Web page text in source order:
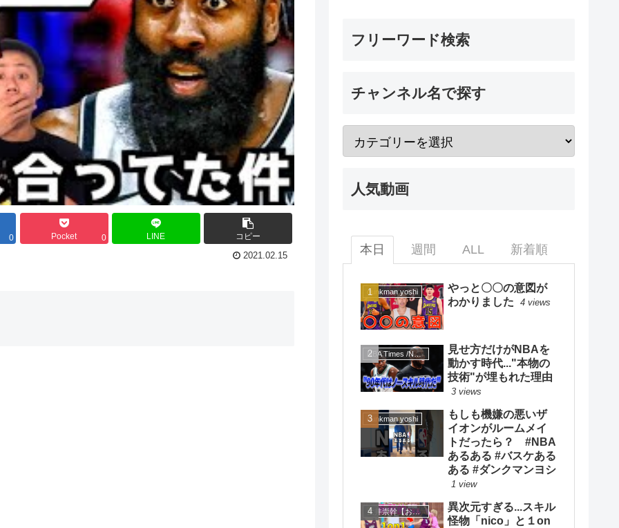
0 Pocket 0 LINE コピー
2021.02.15
フリーワード検索
チャンネル名で探す
人気動画
本日 週間 ALL 新着順
dunkman yoshi
やっと〇〇の意図が
わかりました
4 views
NBA Times /NBAタイムズ
見せ方だけがNBAを
動かす時代..."本物の
技術"が埋もれた理由
3 views
dunkman yoshi
もしも機嫌の悪いザ
イオンがルームメイ
トだったら？ #NBA
あるある #バスケある
ある #ダンクマンヨシ
1 view
大井崇幹【おおいたかよし】
異次元すぎる...スキル
怪物「nico」と１on